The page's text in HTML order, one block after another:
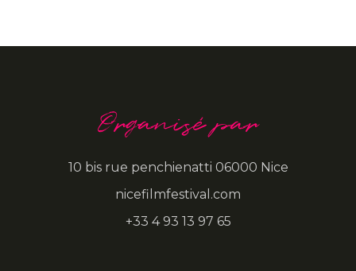
Organisé par
10 bis rue penchienatti 06000 Nice
nicefilmfestival.com
+33 4 93 13 97 65